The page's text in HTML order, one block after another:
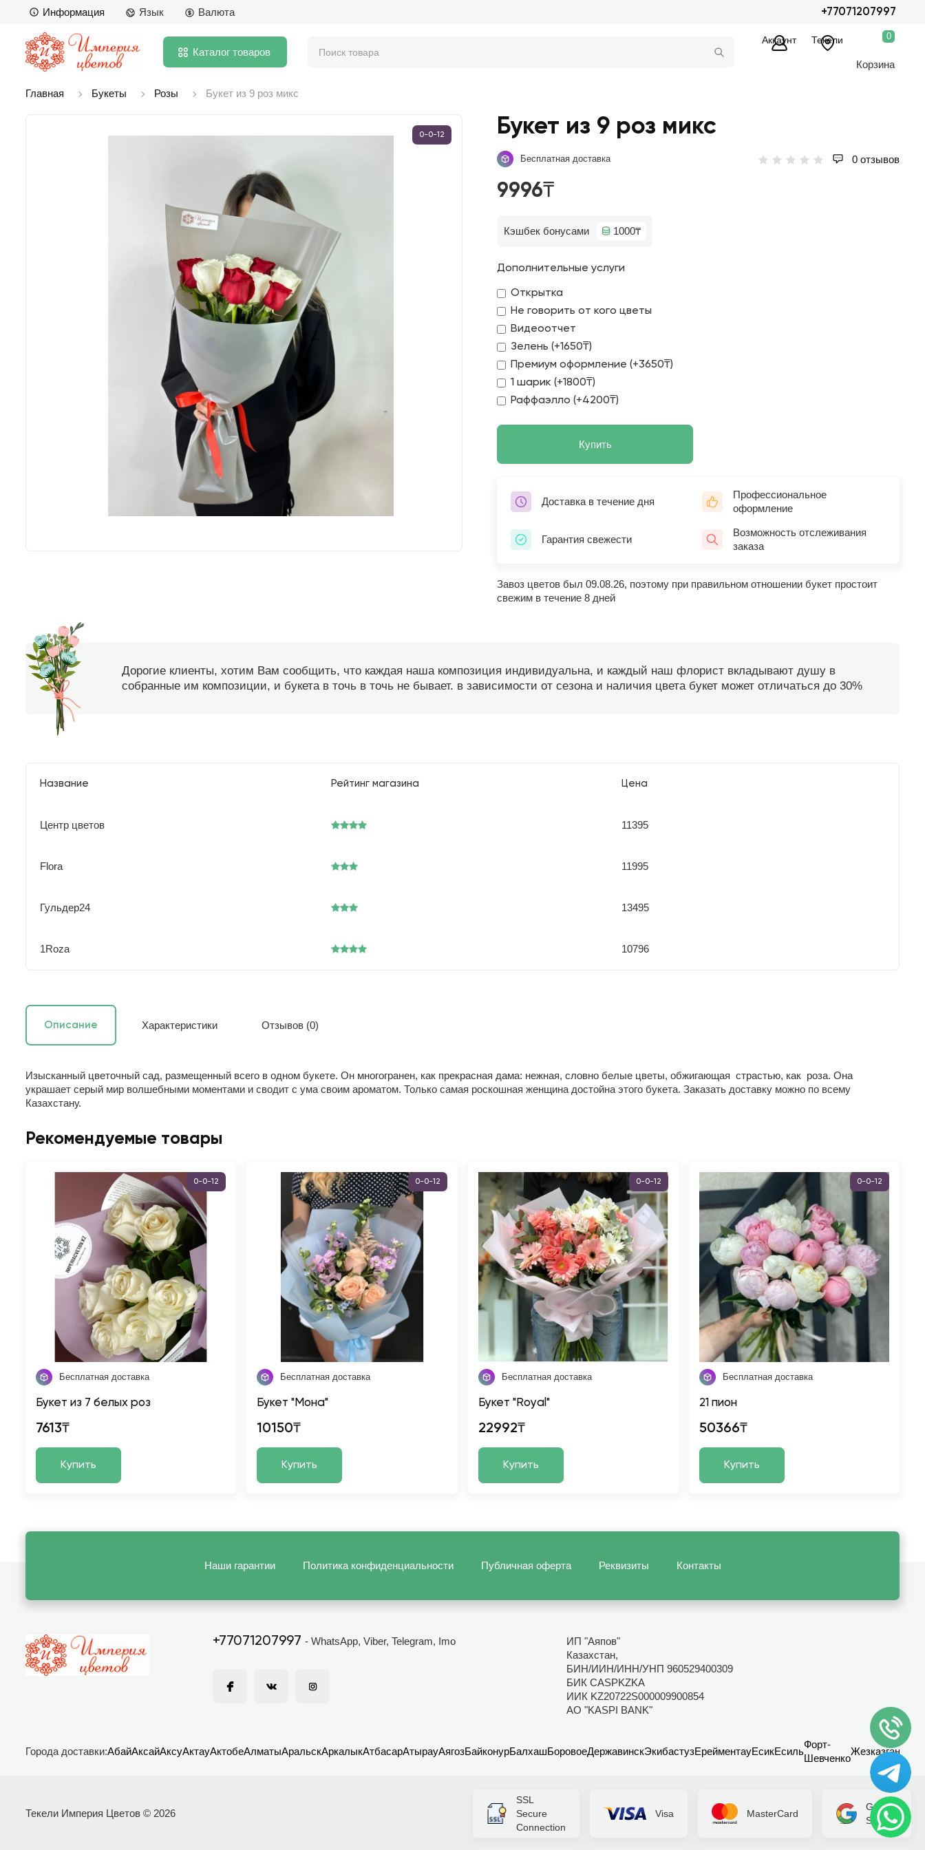
Информация Язык Валюта +77071207997
Каталог товаров
Аккаунт Текели 0
Корзина
Главная Букеты Розы Букет из 9 роз микс
0-0-12 Букет из 9 роз микс
Бесплатная доставка 0 отзывов
9996₸
Кэшбек бонусами 1000₸
Дополнительные услуги
Открытка
Не говорить от кого цветы
Видеоотчет
Зелень (+1650₸)
Премиум оформление (+3650₸)
1 шарик (+1800₸)
Раффаэлло (+4200₸)
Купить
Доставка в течение дня
Профессиональное
оформление
Гарантия свежести
Возможность отслеживания
заказа
Завоз цветов был 09.08.26, поэтому при правильном отношении букет простоит
свежим в течение 8 дней
Дорогие клиенты, хотим Вам сообщить, что каждая наша композиция индивидуальна, и каждый наш флорист вкладывают душу в
собранные им композиции, и букета в точь в точь не бывает. в зависимости от сезона и наличия цвета букет может отличаться до 30%
Название Рейтинг магазина Цена
Центр цветов 11395
Flora 11995
Гульдер24 13495
1Roza 10796
Описание Характеристики Отзывов (0)
Изысканный цветочный сад, размещенный всего в одном букете. Он многогранен, как прекрасная дама: нежная, словно белые цветы, обжигающая страстью, как роза. Она
украшает серый мир волшебными моментами и сводит с ума своим ароматом. Только самая роскошная женщина достойна этого букета. Заказать доставку можно по всему
Казахстану.
Рекомендуемые товары
0-0-12
Бесплатная доставка
Букет из 7 белых роз
7613₸
Купить
0-0-12
Бесплатная доставка
Букет "Мона"
10150₸
Купить
0-0-12
Бесплатная доставка
Букет "Royal"
22992₸
Купить
0-0-12
Бесплатная доставка
21 пион
50366₸
Купить
Наши гарантии Политика конфиденциальности Публичная оферта Реквизиты Контакты
+77071207997 - WhatsApp, Viber, Telegram, Imo
ИП "Аяпов"
Казахстан,
БИН/ИИН/ИНН/УНП 960529400309
БИК CASPKZKA
ИИК KZ20722S000009900854
АО "KASPI BANK"
Города доставки:АбайАксайАксуАктауАктобеАлматыАральскАркалыкАтбасарАтырауАягозБайконурБалхашБоровоеДержавинскЭкибастузЕрейментауЕсикЕсиль
Форт-
Шевченко
Жезказган
Текели Империя Цветов © 2026
SSL
Secure
Connection
Visa MasterCard
Google
Secure